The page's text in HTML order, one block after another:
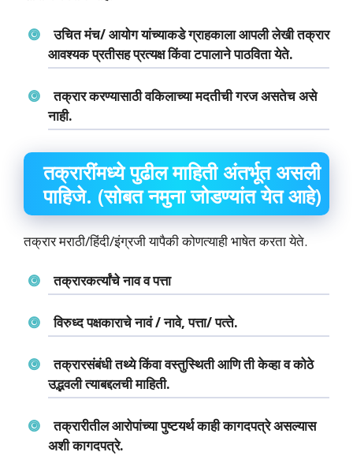
उचित मंच/ आयोग यांच्‍याकडे ग्राहकाला आपली लेखी तक्रार
आवश्‍यक प्रतीसह प्रत्‍यक्ष किंवा टपालाने पाठविता येते.
तक्रार करण्‍यासाठी वकिलाच्‍या मदतीची गरज असतेच असे
नाही.
तक्रारींमध्‍ये पुढील माहिती अंतर्भूत असली
पाहिजे. (सोबत नमुना जोडण्‍यांत येत आहे)
तक्रार मराठी/हिंदी/इंग्रजी यापैकी कोणत्याही भाषेत करता येते.
तक्रारकर्त्‍यांचे नाव व पत्ता
विरुध्‍द पक्षकाराचे नावं / नावे, पत्ता/ पत्‍ते.
तक्रारसंबंधी तथ्‍ये किंवा वस्‍तुस्थिती आणि ती केव्‍हा व कोठे
उद्भवली त्‍याबद्दलची माहिती.
तक्रारीतील आरोपांच्‍या पुष्‍टयर्थ काही कागदपत्रे असल्‍यास
अशी कागदपत्रे.